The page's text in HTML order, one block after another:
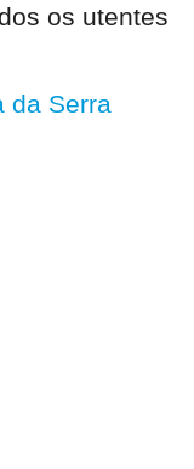
os utentes
da Serra